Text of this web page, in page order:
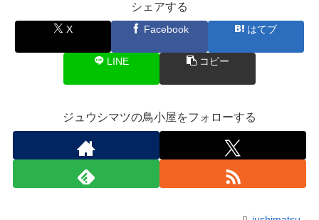
シェアする
X Facebook はてブ
LINE コピー
ジュウシマツの鳥小屋をフォローする